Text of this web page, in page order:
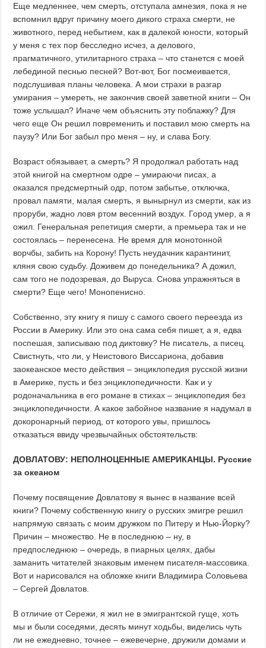
Еще медленнее, чем смерть, отступала амнезия, пока я не
вспомнил вдруг причину моего дикого страха смерти, не
животного, перед небытием, как в далекой юности, который
у меня с тех пор бесследно исчез, а делового,
прагматичного, утилитарного страха – что станется с моей
лебединой песнью песней? Вот-вот, Бог посмеивается,
подслушивая планы человека. А мои страхи в разгар
умирания – умереть, не закончив своей заветной книги – Он
тоже услышал? Иначе чем объяснить эту поблажку? Для
чего еще Он решил повременить и поставил мою смерть на
паузу? Или Бог забыл про меня – ну, и слава Богу.
Возраст обязывает, а смерть? Я продолжал работать над
этой книгой на смертном одре – умираючи писах, а
оказался предсмертный одр, потом забытье, отключка,
провал памяти, малая смерть, я вынырнул из смерти, как из
проруби, жадно ловя ртом весенний воздух. Город умер, а я
ожил. Генеральная репетиция смерти, а премьера так и не
состоялась – перенесена. Не время для монотонной
ворчбы, забить на Корону! Пусть неудачник карантинит,
кляня свою судьбу. Доживем до понедельника? А дожил,
сам того не подозревая, до Выруса. Снова упражняться в
смерти? Еще чего! Монопенисно.
Собственно, эту книгу я пишу с самого своего переезда из
России в Америку. Или это она сама себя пишет, а я, едва
поспешая, записываю под диктовку? Не писатель, а писец.
Свистнуть, что ли, у Неистового Виссариона, добавив
заокеанское место действия – энциклопедия русской жизни
в Америке, пусть и без энциклопедичности. Как и у
родоначальника в его романе в стихах – энциклопедия без
энциклопедичности. А какое забойное название я надумал в
докоронарный период, от которого увы, пришлось
отказаться ввиду чрезвычайных обстоятельств:
ДОВЛАТОВУ: НЕПОЛНОЦЕННЫЕ АМЕРИКАНЦЫ. Русские
за океаном
Почему посвящение Довлатову я вынес в название всей
книги? Почему собственную книгу о русских эмигре решил
напрямую связать с моим дружком по Питеру и Нью-Йорку?
Причин – множество. Не в последнюю – ну, в
предпоследнюю – очередь, в пиарных целях, дабы
заманить читателей знаковым именем писателя-массовика.
Вот и нарисовался на обложке книги Владимира Соловьева
– Сергей Довлатов.
В отличие от Сережи, я жил не в эмигрантской гуще, хоть
мы и были соседями, десять минут ходьбы, виделись чуть
ли не ежедневно, точнее – ежевечерне, дружили домами и